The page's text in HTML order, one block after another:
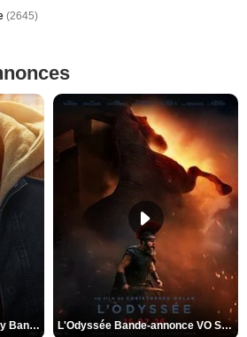
(2645)
Spider-Man: Brand New Day Bande-annonce VO STFR L'Odyssée Bande-annonce VO STFR